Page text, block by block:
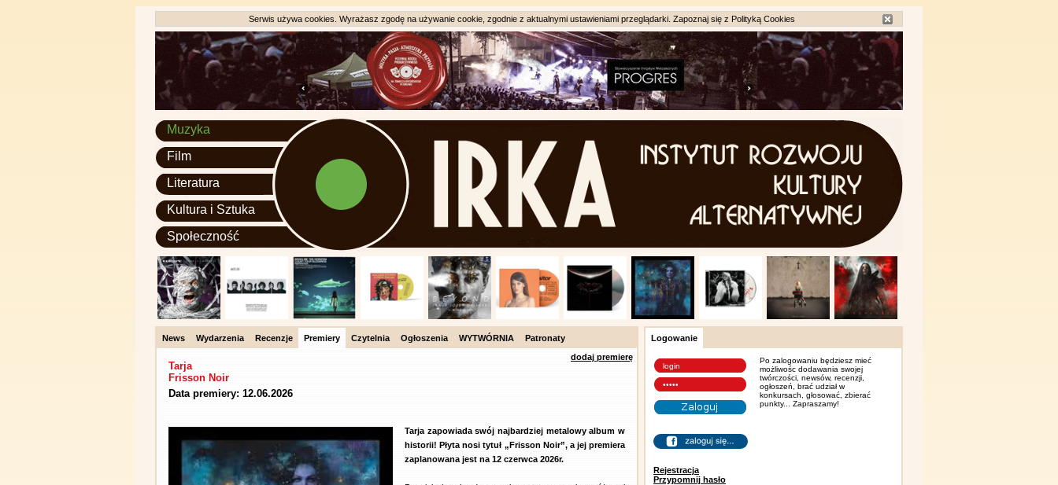
Serwis używa cookies. Wyrażasz zgodę na używanie cookie, zgodnie z aktualnymi ustawieniami przeglądarki. Zapoznaj się z Polityką Cookies
Muzyka
Film
Literatura
Kultura i Sztuka
Społeczność
News Wydarzenia Recenzje Premiery Czytelnia Ogłoszenia WYTWÓRNIA
Patronaty
dodaj premierę
Tarja
Frisson Noir
Data premiery: 12.06.2026
Tarja zapowiada swój najbardziej metalowy album w
historii! Płyta nosi tytuł „Frisson Noir”, a jej premiera
zaplanowana jest na 12 czerwca 2026r.
Logowanie
Rejestracja
Przypomnij hasło
Po zalogowaniu będziesz mieć
możliwośc dodawania swojej
twórczości, newsów, recenzji,
ogłoszeń, brać udział w
konkursach, głosować, zbierać
punkty... Zapraszamy!